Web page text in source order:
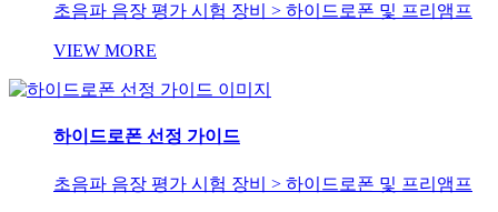
초음파 음장 평가 시험 장비 > 하이드로폰 및 프리앰프
VIEW MORE
하이드로폰 선정 가이드
초음파 음장 평가 시험 장비 > 하이드로폰 및 프리앰프